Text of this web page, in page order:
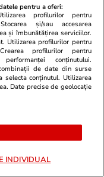
pentru a oferi:
profilurilor pentru
și/sau accesarea
și îmbunătățirea serviciilor.
Utilizarea profilurilor pentru
profilurilor pentru
conținutului.
de date din surse
conținutul. Utilizarea
Date precise de geolocație
INDIVIDUAL